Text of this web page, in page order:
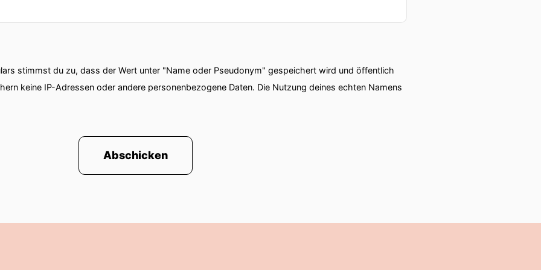
Spaß an deiner Ehrlichkeit.
mich total, dass du hier bist.
das leidige Thema.
stimmst du zu, dass der Wert unter "Name oder Pseudonym" gespeichert wird und öffentlich
keine IP-Adressen oder andere personenbezogene Daten. Die Nutzung deines echten Namens
Abschicken